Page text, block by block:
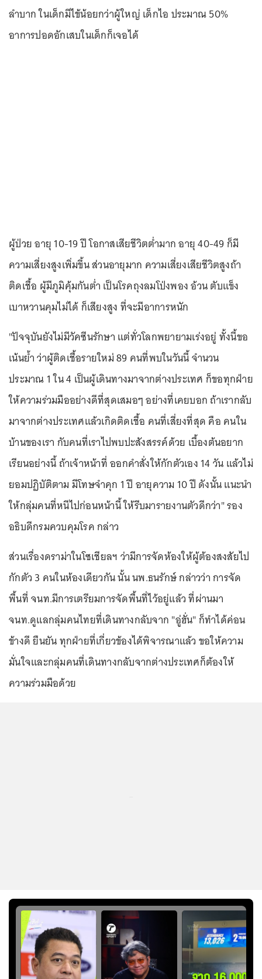
ลำบาก ในเด็กมีไข้น้อยกว่าผู้ใหญ่ เด็กไอ ประมาณ 50%
อาการปอดอักเสบในเด็กก็เจอได้
ผู้ป่วย อายุ 10-19 ปี โอกาสเสียชีวิตต่ำมาก อายุ 40-49 ก็มี
ความเสี่ยงสูงเพิ่มขึ้น ส่วนอายุมาก ความเสี่ยงเสียชีวิตสูงถ้า
ติดเชื้อ ผู้มีภูมิคุ้มกันต่ำ เป็นโรคถุงลมโป่งพอง อ้วน ตับแข็ง
เบาหวานคุมไม่ได้ ก็เสียงสูง ที่จะมีอาการหนัก
"ปัจจุบันยังไม่มีวัคซีนรักษา แต่ทั่วโลกพยายามเร่งอยู่ ทั้งนี้ขอ
เน้นย้ำ ว่าผู้ติดเชื้อรายใหม่ 89 คนที่พบในวันนี้ จำนวน
ประมาณ 1 ใน 4 เป็นผู้เดินทางมาจากต่างประเทศ ก็ขอทุกฝ่าย
ให้ความร่วมมืออย่างดีที่สุดเสมอๆ อย่างที่เคยบอก ถ้าเรากลับ
มาจากต่างประเทศแล้วเกิดติดเชื้อ คนที่เสี่ยงที่สุด คือ คนใน
บ้านของเรา กับคนที่เราไปพบปะสังสรรค์ด้วย เบื้องต้นอยาก
เรียนอย่างนี้ ถ้าเจ้าหน้าที่ ออกคำสั่งให้กักตัวเอง 14 วัน แล้วไม่
ยอมปฏิบัติตาม มีโทษจำคุก 1 ปี อายุความ 10 ปี ดังนั้น แนะนำ
ให้กลุ่มคนที่หนีไปก่อนหน้านี้ ให้รีบมารายงานตัวดีกว่า" รอง
อธิบดีกรมควบคุมโรค กล่าว
ส่วนเรื่องดราม่าในโซเชียลฯ ว่ามีการจัดห้องให้ผู้ต้องสงสัยไป
กักตัว 3 คนในห้องเดียวกัน นั้น นพ.ธนรักษ์ กล่าวว่า การจัด
พื้นที่ จนท.มีการเตรียมการจัดพื้นที่ไว้อยู่แล้ว ที่ผ่านมา
จนท.ดูแลกลุ่มคนไทยที่เดินทางกลับจาก "อู่ฮั่น" ก็ทำได้ค่อน
ข้างดี ยืนยัน ทุกฝ่ายที่เกี่ยวข้องได้พิจารณาแล้ว ขอให้ความ
มั่นใจและกลุ่มคนที่เดินทางกลับจากต่างประเทศก็ต้องให้
ความร่วมมือด้วย